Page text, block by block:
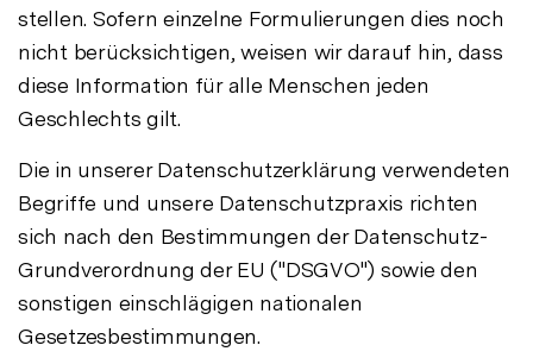
stellen. Sofern einzelne Formulierungen dies noch
nicht berücksichtigen, weisen wir darauf hin, dass
diese Information für alle Menschen jeden
Geschlechts gilt.
Die in unserer Datenschutzerklärung verwendeten
Begriffe und unsere Datenschutzpraxis richten
sich nach den Bestimmungen der Datenschutz-
Grundverordnung der EU ("DSGVO") sowie den
sonstigen einschlägigen nationalen
Gesetzesbestimmungen.